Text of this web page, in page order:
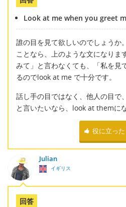
Look at me when you greet
誰の目を見て欲しいのでしょうか
ことなら、上のような文になりま
みて」と言わなくても、「私を見
るのでlook at me で十分です。
話し手の目ではなく、他人の目で
と言いたいなら、look at themに
役に立った
Julian
イギリス
回答